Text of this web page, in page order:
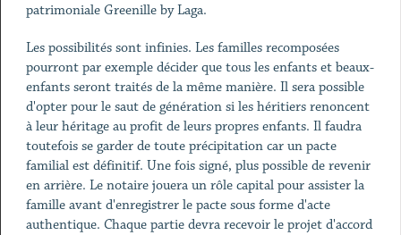
patrimoniale Greenille by Laga.
Les possibilités sont infinies. Les familles recomposées
pourront par exemple décider que tous les enfants et beaux-
enfants seront traités de la même manière. Il sera possible
d'opter pour le saut de génération si les héritiers renoncent
à leur héritage au profit de leurs propres enfants. Il faudra
toutefois se garder de toute précipitation car un pacte
familial est définitif. Une fois signé, plus possible de revenir
en arrière. Le notaire jouera un rôle capital pour assister la
famille avant d'enregistrer le pacte sous forme d'acte
authentique. Chaque partie devra recevoir le projet d'accord